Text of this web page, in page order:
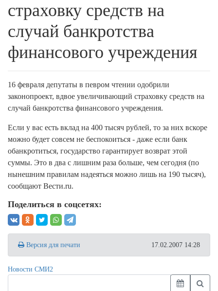
страховку средств на
случай банкротства
финансового учреждения
16 февраля депутаты в певром чтении одобрили
законопроект, вдвое увеличивающий страховку средств на
случай банкротства финансового учреждения.
Если у вас есть вклад на 400 тысяч рублей, то за них вскоре
можно будет совсем не беспокоиться - даже если банк
обанкротиться, государство гарантирует возврат этой
суммы. Это в два с лишним раза больше, чем сегодня (по
нынешним правилам надеяться можно лишь на 190 тысяч),
сообщают Вести.ru.
Поделиться в соцсетях:
Версия для печати 17.02.2007 14:28
Новости СМИ2